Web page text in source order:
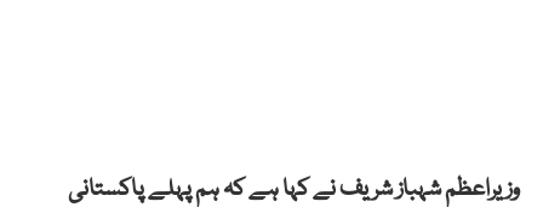
وزیراعظم شہباز شریف نے کہا ہے کہ ہم پہلے پاکستانی